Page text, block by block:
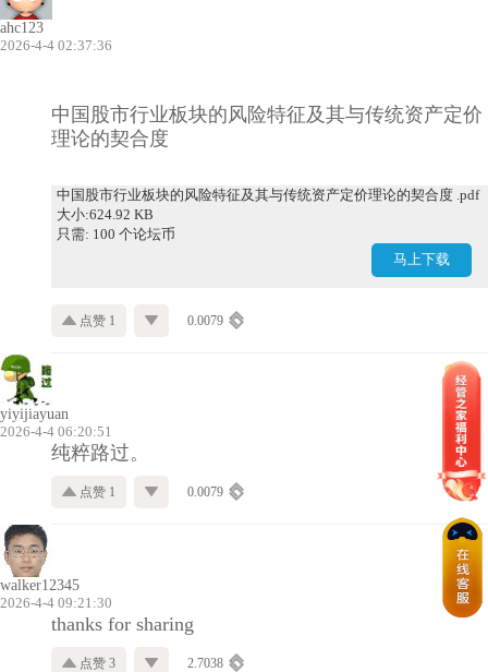
ahc123
2026-4-4 02:37:36
中国股市行业板块的风险特征及其与传统资产定价
理论的契合度
中国股市行业板块的风险特征及其与传统资产定价理论的契合度 .pdf
大小:624.92 KB
只需: 100 个论坛币
马上下载
点赞 1 0.0079
yiyijiayuan
2026-4-4 06:20:51
纯粹路过。
点赞 1 0.0079
walker12345
2026-4-4 09:21:30
thanks for sharing
点赞 3 2.7038